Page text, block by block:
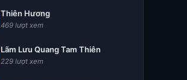
Thiên Hương
469 lượt xem
Lãm Lưu Quang Tam Thiên
229 lượt xem